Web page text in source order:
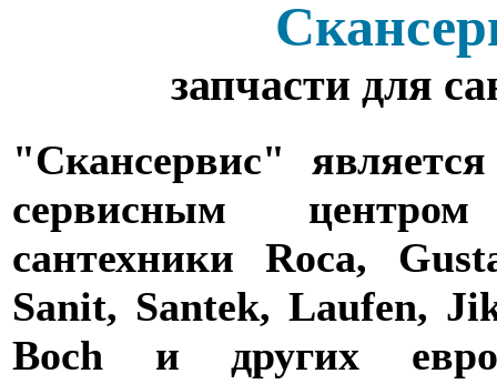
запчасти для
"Скансервис"
сервисным
сантехники Roca,
Sanit, Santek, Laufen,
Boch и других